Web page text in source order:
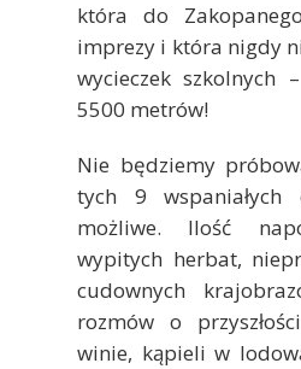
która do
imprezy i która nigdy
wycieczek szkolnych
5500 metrów!
Nie będziemy
tych 9
możliwe. Ilość
wypitych herbat,
cudownych
rozmów o
winie, kąpieli w